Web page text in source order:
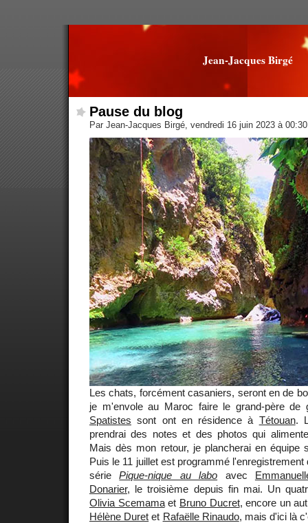
Jean-Jacques Birgé
Pause du blog
Par Jean-Jacques Birgé, vendredi 16 juin 2023 à
Les chats, forcément casaniers, seront en de
je m'envole au Maroc faire le grand-père de
Spatistes sont ont en résidence à Tétouan.
prendrai des notes et des photos qui
Mais dès mon retour, je plancherai en équipe
Puis le 11 juillet est programmé
sériePique-nique au labo avec
Donarier, le troisième depuis fin mai. Un
Olivia Scemamaet Bruno Ducret, encore un
Hélène Duret et Rafaëlle Rinaudo, mais d'ici là